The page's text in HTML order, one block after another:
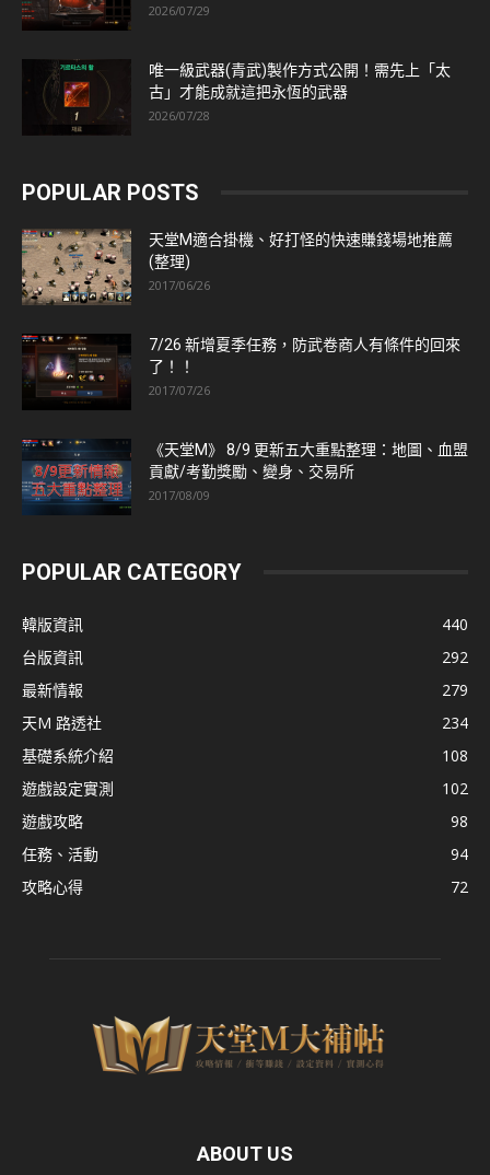
2026/07/29
唯一級武器(青武)製作方式公開！需先上「太
古」才能成就這把永恆的武器
2026/07/28
POPULAR POSTS
天堂M適合掛機、好打怪的快速賺錢場地推薦
(整理)
2017/06/26
7/26 新增夏季任務，防武卷商人有條件的回來
了！！
2017/07/26
《天堂M》 8/9 更新五大重點整理：地圖、血盟
貢獻/考勤獎勵、變身、交易所
2017/08/09
POPULAR CATEGORY
韓版資訊
440
台版資訊
292
最新情報
279
天M 路透社
234
基礎系統介紹
108
遊戲設定實測
102
遊戲攻略
98
任務、活動
94
攻略心得
72
ABOUT US